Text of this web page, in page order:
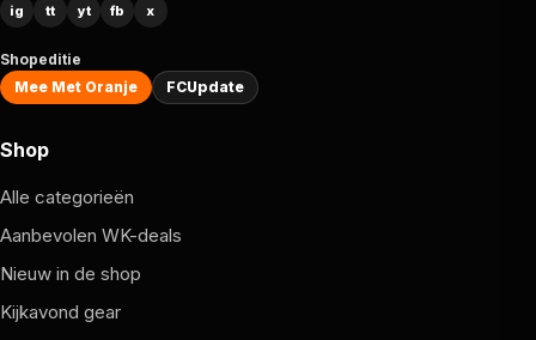
ig tt yt fb x
Shopeditie
Mee Met Oranje
FCUpdate
Shop
Alle categorieën
Aanbevolen WK-deals
Nieuw in de shop
Kijkavond gear